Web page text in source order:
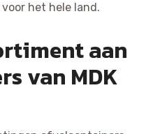
het hele land.
aan
van MDK